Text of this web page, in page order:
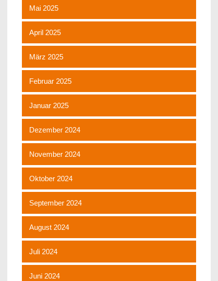
Mai 2025
April 2025
März 2025
Februar 2025
Januar 2025
Dezember 2024
November 2024
Oktober 2024
September 2024
August 2024
Juli 2024
Juni 2024